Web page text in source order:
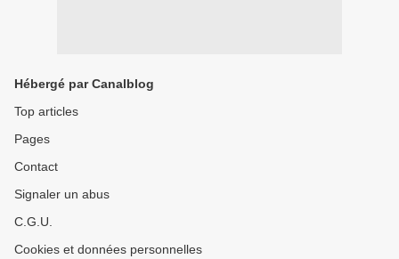
Hébergé par Canalblog
Top articles
Pages
Contact
Signaler un abus
C.G.U.
Cookies et données personnelles